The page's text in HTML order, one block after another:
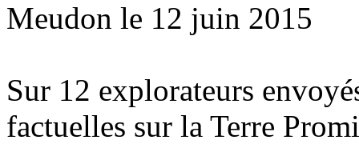
Meudon le 12 juin 2015
Sur 12 explorateurs
factuelles sur la Terre